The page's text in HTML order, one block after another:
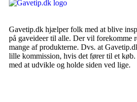
Gavetip.dk hjælper folk med at blive
på gaveideer til alle. Der vil forekomme
mange af produkterne. Dvs. at
lille kommission, hvis det fører til et
med at udvikle og holde siden ved lige.